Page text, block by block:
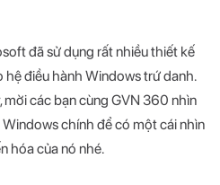
đã sử dụng rất nhiều thiết kế
điều hành Windows trứ danh.
mời các bạn cùng GVN 360 nhìn
chính để có một cái nhìn
hóa của nó nhé.